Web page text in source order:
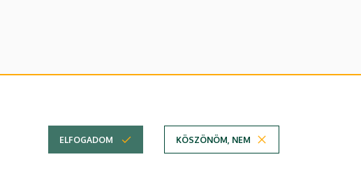
DE telefonkönyvében
ELFOGADOM KÖSZÖNÖM, NEM